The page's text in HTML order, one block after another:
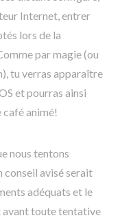
Internet, entrer
lors de la
par magie (ou
tu verras apparaître
et pourras ainsi
café animé!
nous tentons
conseil avisé serait
adéquats et le
avant toute tentative